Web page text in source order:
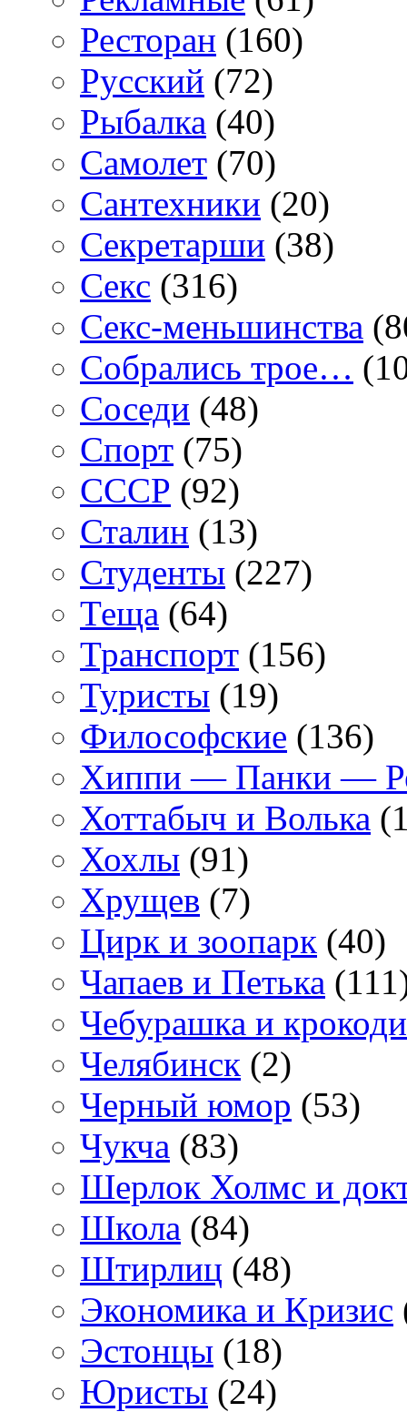
Ресторан (160)
Русский (72)
Рыбалка (40)
Самолет (70)
Сантехники (20)
Секретарши (38)
Секс (316)
Секс-меньшинства
Собрались трое…
Соседи (48)
Спорт (75)
СССР (92)
Сталин (13)
Студенты (227)
Теща (64)
Транспорт (156)
Туристы (19)
Философские (136)
Хиппи — Панки —
Хоттабыч и Волька
Хохлы (91)
Хрущев (7)
Цирк и зоопарк (40)
Чапаев и Петька
Чебурашка и
Челябинск (2)
Черный юмор (53)
Чукча (83)
Шерлок Холмс и
Школа (84)
Штирлиц (48)
Экономика и Кризис
Эстонцы (18)
Юристы (24)